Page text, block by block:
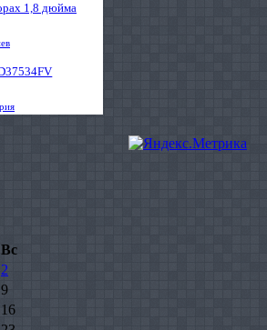
1,8 дюйма
Вс
2
9
16